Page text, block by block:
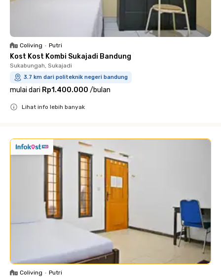
Coliving • Putri
Kost Kost Kombi Sukajadi Bandung
Sukabungah, Sukajadi
3.7 km dari politeknik negeri bandung
mulai dari Rp1.400.000 /bulan
Lihat info lebih banyak
Coliving • Putri